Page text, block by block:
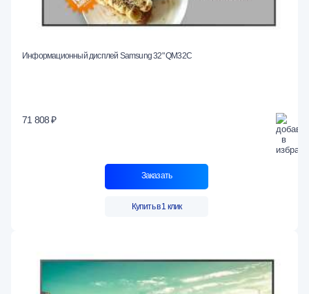
Информационный дисплей Samsung 32" QM32C
71 808 ₽
Заказать
Купить в 1 клик